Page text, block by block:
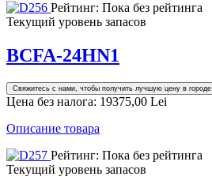
Рейтинг: Пока без рейтинга
Текущий уровень запасов
BCFA-24HN1
Свяжитесь с нами, чтобы получить лучшую цену в городе
Цена без налога: 19375,00 Lei
Описание товара
Рейтинг: Пока без рейтинга
Текущий уровень запасов